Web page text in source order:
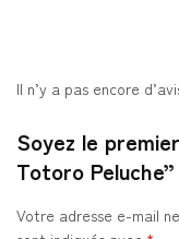
Il n’y a pas encore
Soyez le
Totoro Peluche”
Votre adresse e-mail